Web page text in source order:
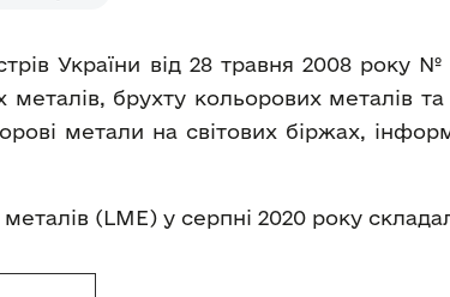
України від 28 травня 2008 року
брухту кольорових металів та
метали на світових біржах,
(LME) у серпні 2020 року